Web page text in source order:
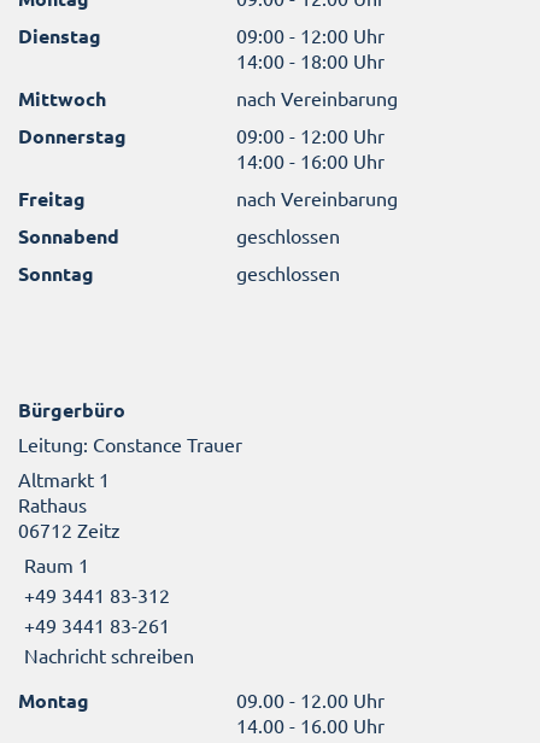
Dienstag
09:00 - 12:00 Uhr
14:00 - 18:00 Uhr
Mittwoch nach Vereinbarung
Donnerstag
09:00 - 12:00 Uhr
14:00 - 16:00 Uhr
Freitag nach Vereinbarung
Sonnabend geschlossen
Sonntag geschlossen
Bürgerbüro
Leitung: Constance Trauer
Altmarkt 1
Rathaus
06712 Zeitz
Raum 1
+49 3441 83-312
+49 3441 83-261
Nachricht schreiben
Montag
09.00 - 12.00 Uhr
14.00 - 16.00 Uhr